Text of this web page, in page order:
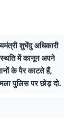
शुभेंदु अधिकारी
में कानून अपने
के पैर काटते हैं,
पुलिस पर छोड़ दो.